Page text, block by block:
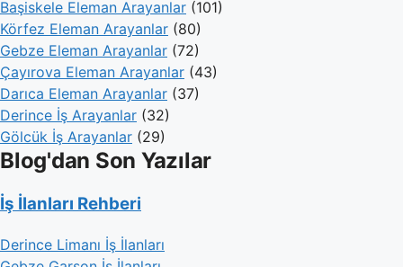
Başiskele Eleman Arayanlar (101)
Körfez Eleman Arayanlar (80)
Gebze Eleman Arayanlar (72)
Çayırova Eleman Arayanlar (43)
Darıca Eleman Arayanlar (37)
Derince İş Arayanlar (32)
Gölcük İş Arayanlar (29)
Blog'dan Son Yazılar
İş İlanları Rehberi
Derince Limanı İş İlanları